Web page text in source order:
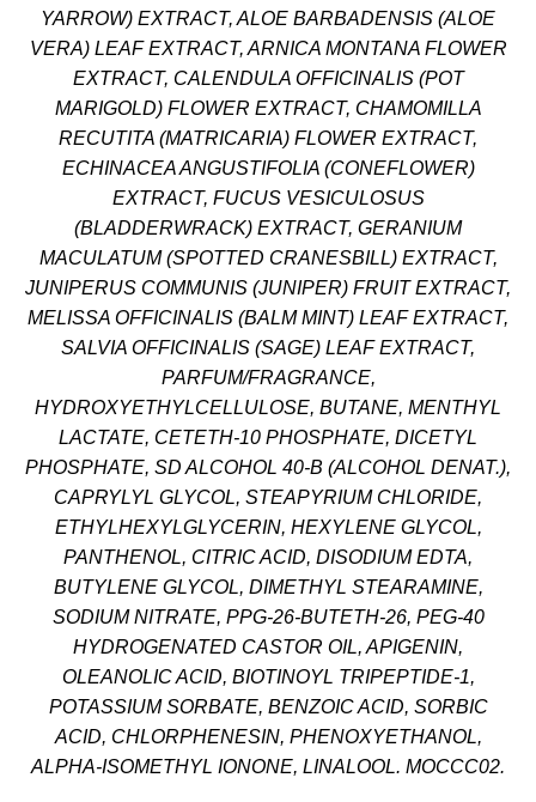
YARROW) EXTRACT, ALOE BARBADENSIS (ALOE
VERA) LEAF EXTRACT, ARNICA MONTANA FLOWER
EXTRACT, CALENDULA OFFICINALIS (POT
MARIGOLD) FLOWER EXTRACT, CHAMOMILLA
RECUTITA (MATRICARIA) FLOWER EXTRACT,
ECHINACEA ANGUSTIFOLIA (CONEFLOWER)
EXTRACT, FUCUS VESICULOSUS
(BLADDERWRACK) EXTRACT, GERANIUM
MACULATUM (SPOTTED CRANESBILL) EXTRACT,
JUNIPERUS COMMUNIS (JUNIPER) FRUIT EXTRACT,
MELISSA OFFICINALIS (BALM MINT) LEAF EXTRACT,
SALVIA OFFICINALIS (SAGE) LEAF EXTRACT,
PARFUM/FRAGRANCE,
HYDROXYETHYLCELLULOSE, BUTANE, MENTHYL
LACTATE, CETETH-10 PHOSPHATE, DICETYL
PHOSPHATE, SD ALCOHOL 40-B (ALCOHOL DENAT.),
CAPRYLYL GLYCOL, STEAPYRIUM CHLORIDE,
ETHYLHEXYLGLYCERIN, HEXYLENE GLYCOL,
PANTHENOL, CITRIC ACID, DISODIUM EDTA,
BUTYLENE GLYCOL, DIMETHYL STEARAMINE,
SODIUM NITRATE, PPG-26-BUTETH-26, PEG-40
HYDROGENATED CASTOR OIL, APIGENIN,
OLEANOLIC ACID, BIOTINOYL TRIPEPTIDE-1,
POTASSIUM SORBATE, BENZOIC ACID, SORBIC
ACID, CHLORPHENESIN, PHENOXYETHANOL,
ALPHA-ISOMETHYL IONONE, LINALOOL. MOCCC02.